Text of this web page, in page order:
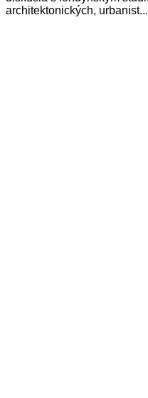
architektonických, urbanist...